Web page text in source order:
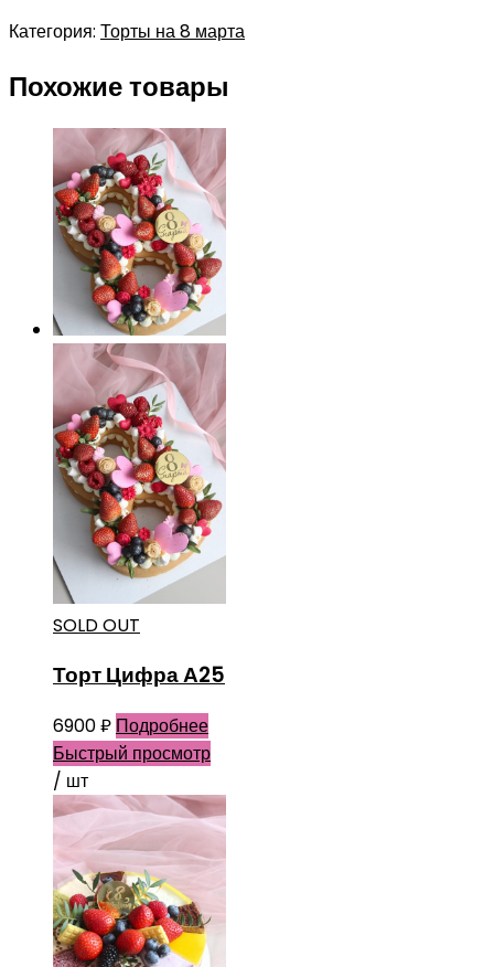
Категория: Торты на 8 марта
Похожие товары
SOLD OUT
Торт Цифра А25
6900₽ Подробнее
Быстрый просмотр
/ шт